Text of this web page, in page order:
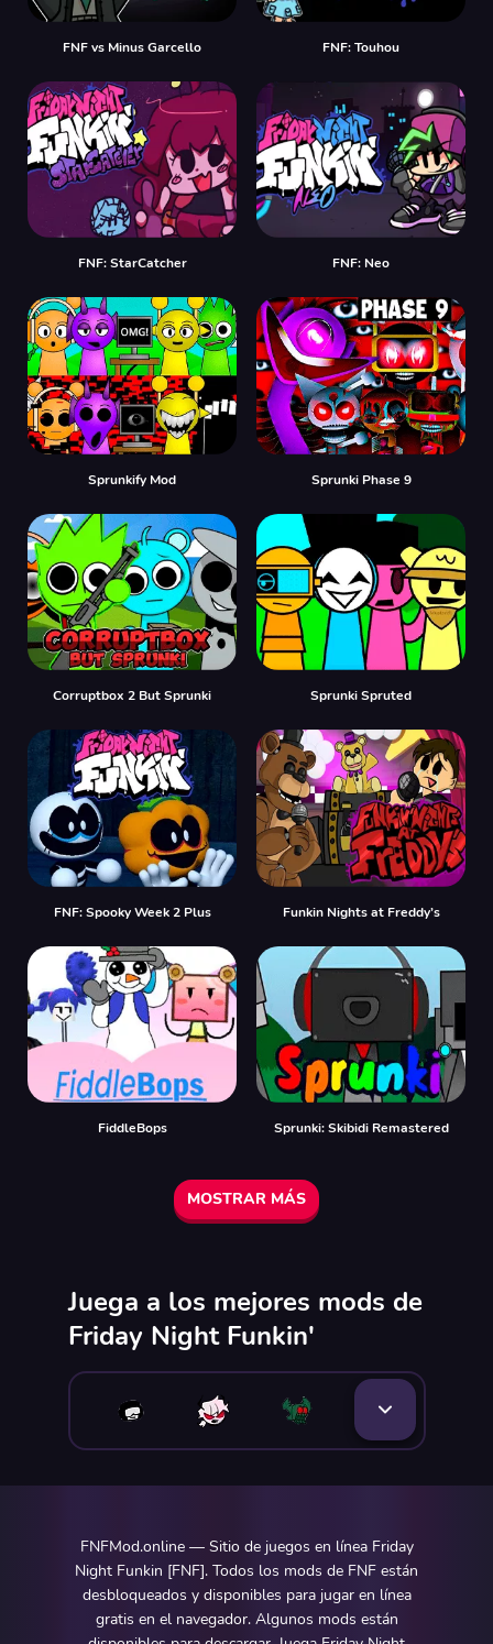
FNF vs Minus Garcello FNF: Touhou
FNF: StarCatcher FNF: Neo
Sprunkify Mod Sprunki Phase 9
Corruptbox 2 But Sprunki Sprunki Spruted
FNF: Spooky Week 2 Plus Funkin Nights at Freddy’s
FiddleBops Sprunki: Skibidi Remastered
MOSTRAR MÁS
Juega a los mejores mods de
Friday Night Funkin'
FNFMod.online — Sitio de juegos en línea Friday
Night Funkin [FNF]. Todos los mods de FNF están
desbloqueados y disponibles para jugar en línea
gratis en el navegador. Algunos mods están